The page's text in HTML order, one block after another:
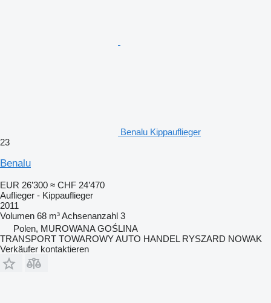
Benalu Kippauflieger
23
Benalu
EUR 26’300 ≈ CHF 24’470
Auflieger - Kippauflieger
2011
Volumen 68 m³Achsenanzahl 3
Polen, MUROWANA GOŚLINA
TRANSPORT TOWAROWY AUTO HANDEL RYSZARD NOWAK
Verkäufer kontaktieren